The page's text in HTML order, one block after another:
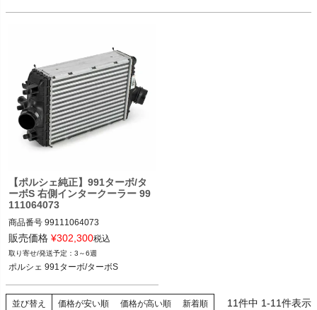
【ポルシェ純正】991ターボ/タ
ーボS 右側インタークーラー 99
111064073
商品番号 99111064073
販売価格 ¥302,300税込
3～6週
並び替え 価格が安い順 価格が高い順 新着順 11件中 1-11件表示